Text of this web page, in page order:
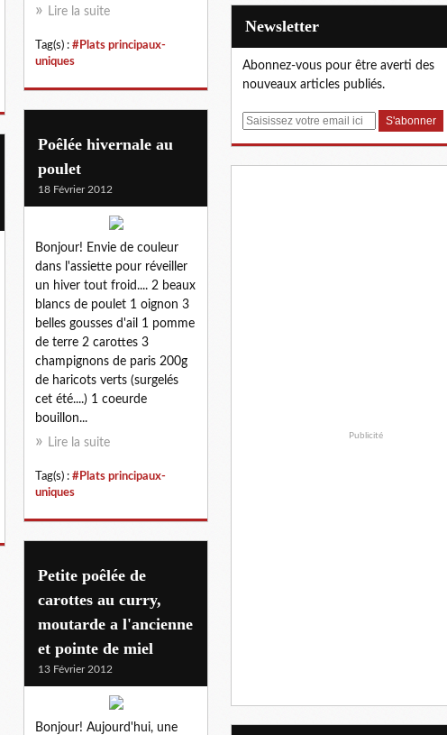
Lire la suite
Tag(s) : #Plats principaux-
uniques
Poêlée hivernale au
poulet
18 Février 2012
Bonjour! Envie de couleur
dans l'assiette pour réveiller
un hiver tout froid.... 2 beaux
blancs de poulet 1 oignon 3
belles gousses d'ail 1 pomme
de terre 2 carottes 3
champignons de paris 200g
de haricots verts (surgelés
cet été....) 1 coeurde
bouillon...
Lire la suite
Tag(s) : #Plats principaux-
uniques
Petite poêlée de
carottes au curry,
moutarde a l'ancienne
et pointe de miel
13 Février 2012
Bonjour! Aujourd'hui, une
Newsletter
Abonnez-vous pour être averti des
nouveaux articles publiés.
E
Publicité